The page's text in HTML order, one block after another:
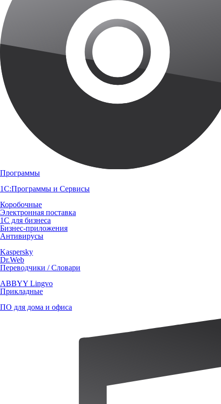
Программы
1С:Программы и Сервисы
Коробочные
Электронная поставка
1С для бизнеса
Бизнес-приложения
Антивирусы
Kaspersky
Dr.Web
Переводчики / Словари
ABBYY Lingvo
Прикладные
ПО для дома и офиса